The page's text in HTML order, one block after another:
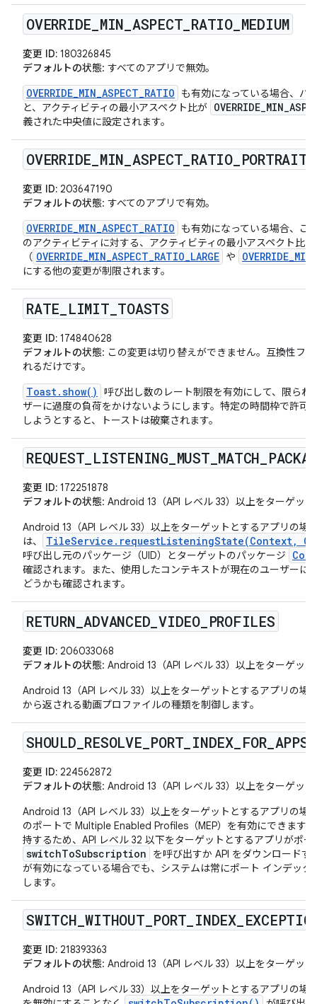
OVERRIDE MIN ASPECT RATIO_ MEDIUM
変更 ID: 180326845
デフォルトの状態: すべてのアプリで無効。
OVERRIDE_MIN_ASPECT_RATIO
も有効になっている場合、パ
と、アクティビティの最小アスペクト比が
義された中央値に設定されます。
OVERRIDE MIN ASPECT RATIO_ PORTRAIT
変更 ID: 203647190
デフォルトの状態: すべてのアプリで有効。
OVERRIDE_MIN_ASPECT_RATIO
も有効になっている場合、こ
のアクティビティに対する、アクティビティの最小アスペクト比
（ OVERRIDE_MIN_ASPECT_RATIO_LARGE や
にする他の変更が制限されます。
RATE LIMIT TOASTS
変更 ID: 174840628
デフォルトの状態: この変更は切り替えができません。互換性フ
れるだけです。
Toast.show()
呼び出し数のレート制限を有効にして、限られ
ザーに過度の負荷をかけないようにします。特定の時間枠で許可
しようとすると、トーストは破棄されます。
REQUEST LISTENING MUST MATCH
変更 ID: 172251878
デフォルトの状態: Android 13（API レベル 33）以上をターゲッ
Android 13（API レベル 33）以上をターゲットとするアプリの場
は、
TileService.requestListeningState(Context,
呼び出し元のパッケージ（UID）とターゲットのパッケージ
確認されます。また、使用したコンテキストが現在のユーザーに
どうかも確認されます。
RETURN ADVANCED VIDEO_ PROFILES
変更 ID: 206033068
デフォルトの状態: Android 13（API レベル 33）以上をターゲッ
Android 13（API レベル 33）以上をターゲットとするアプリの場
から返される動画プロファイルの種類を制御します。
SHOULD RESOLVE PORT INDEX_ FOR_ APPS
変更 ID: 224562872
デフォルトの状態: Android 13（API レベル 33）以上をターゲッ
Android 13（API レベル 33）以上をターゲットとするアプリの場
のポートで Multiple Enabled Profiles（MEP）を有効にできます
持するため、API レベル 32 以下をターゲットとするアプリがポ
switchToSubscription
を呼び出すか API をダウンロードす
が有効になっている場合でも、システムは常にポート インデッ
します。
SWITCH _WITHOUT PORT INDEX_
変更 ID: 218393363
デフォルトの状態: Android 13（API レベル 33）以上をターゲッ
Android 13（API レベル 33）以上をターゲットとするアプリの場